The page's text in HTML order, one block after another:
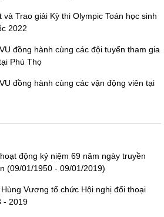
và Trao giải Kỳ thi Olympic Toán học sinh
2022
đồng hành cùng các đội tuyển tham gia
Phú Thọ
đồng hành cùng các vận động viên tại
động kỷ niệm 69 năm ngày truyền
(09/01/1950 - 09/01/2019)
Vương tổ chức Hội nghị đối thoại
- 2019